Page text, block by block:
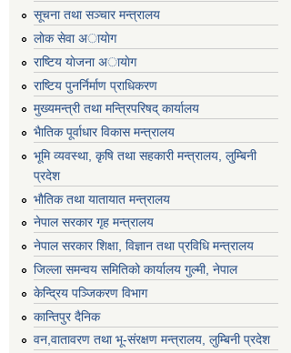
सूचना तथा सञ्चार मन्त्रालय
लाेक सेवा अायाेग
राष्टिय याेजना अायाेग
राष्टिय पुनर्निर्माण प्राधिकरण
मुख्यमन्त्री तथा मन्त्रिपरिषद् कार्यालय
भैातिक पूर्वाधार विकास मन्त्रालय
भूमि व्यवस्था, कृषि तथा सहकारी मन्त्रालय, लु्म्बिनी
प्रदेश
भाैतिक तथा यातायात मन्त्रालय
नेपाल सरकार गृह मन्त्रालय
नेपाल सरकार शिक्षा, विज्ञान तथा प्रविधि मन्त्रालय
जिल्ला समन्वय समितिको कार्यालय गुल्मी, नेपाल
केन्द्रिय पञ्जिकरण विभाग
कान्तिपुर दैनिक
वन,वातावरण तथा भू-संरक्षण मन्त्रालय, लुम्बिनी प्रदेश